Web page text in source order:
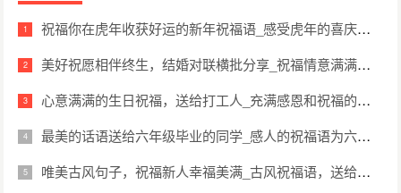
祝福你在虎年收获好运的新年祝福语_感受虎年的喜庆氛围，送上诚挚的新年祝福语（精选45句）
美好祝愿相伴终生，结婚对联横批分享_祝福情意满满，结婚横批对联大全（精选38句）
心意满满的生日祝福，送给打工人_充满感恩和祝福的打工人生日（精选40句）
最美的话语送给六年级毕业的同学_感人的祝福语为六年级毕业班级送别（精选20句）
唯美古风句子，祝福新人幸福美满_古风祝福语，送给新人最真挚的祝福（精选23句）